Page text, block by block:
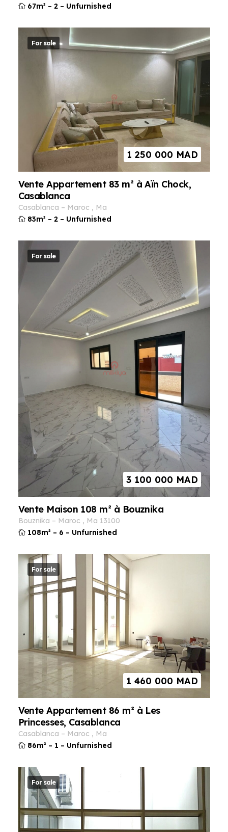
67m² – 2 – Unfurnished
For sale
1 250 000 MAD
Vente Appartement 83 m² à Aïn Chock,
Casablanca
casablanca – maroc ,
ma
83m² – 2 – Unfurnished
For sale
3 100 000 MAD
Vente Maison 108 m² à Bouznika
bouznika – maroc , ma
13100
108m² – 6 – Unfurnished
For sale
1 460 000 MAD
Vente Appartement 86 m² à Les
Princesses, Casablanca
casablanca – maroc ,
ma
86m² – 1 – Unfurnished
For sale